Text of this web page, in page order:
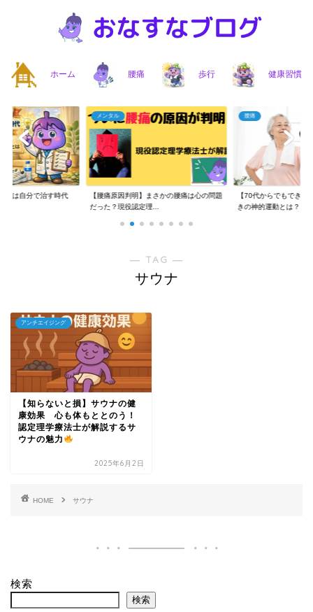
ホーム 腰痛 歩行 健康習慣
痛は自分で治す時代
メンタル
【腰痛原因判明】まさかの腰痛は心の問題
だった？現役認定理...
腰痛
【70代からでもできる
きの神的運動とは？...
― TAG ―
サウナ
アンチエイジング
【知らないと損】サウナの健
康効果 心も体もととのう！
認定理学療法士が解説するサ
ウナの魅力
2025年6月2日
HOME サウナ
検索
検索